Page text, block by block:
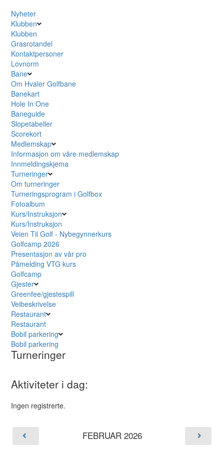
Nyheter
Klubben
Klubben
Grasrotandel
Kontaktpersoner
Lovnorm
Bane
Om Hvaler Golfbane
Banekart
Hole In One
Baneguide
Slopetabeller
Scorekort
Medlemskap
Informasjon om våre medlemskap
Innmeldingskjema
Turneringer
Om turneringer
Turneringsprogram i Golfbox
Fotoalbum
Kurs/Instruksjon
Kurs/Instruksjon
Veien Til Golf - Nybegynnerkurs
Golfcamp 2026
Presentasjon av vår pro
Påmelding VTG kurs
Golfcamp
Gjester
Greenfee/gjestespill
Veibeskrivelse
Restaurant
Restaurant
Bobil parkering
Bobil parkering
Turneringer
Aktiviteter i dag:
Ingen registrerte.
FEBRUAR 2026